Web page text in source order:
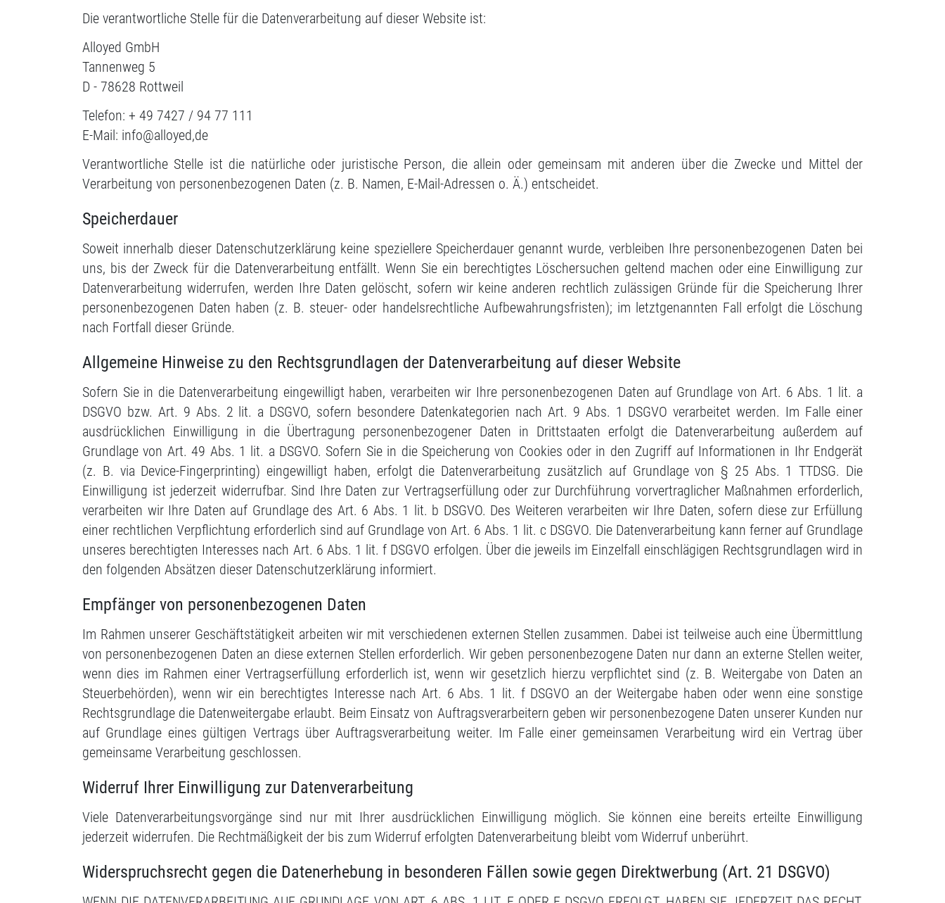
Die verantwortliche Stelle für die Datenverarbeitung auf dieser Website ist:
Alloyed GmbH
Tannenweg 5
D - 78628 Rottweil
Telefon: + 49 7427 / 94 77 111
E-Mail: info@alloyed,de
Verantwortliche Stelle ist die natürliche oder juristische Person, die allein oder gemeinsam mit anderen über die Zwecke und Mittel der
Verarbeitung von personenbezogenen Daten (z. B. Namen, E-Mail-Adressen o. Ä.) entscheidet.
Speicherdauer
Soweit innerhalb dieser Datenschutzerklärung keine speziellere Speicherdauer genannt wurde, verbleiben Ihre personenbezogenen Daten bei
uns, bis der Zweck für die Datenverarbeitung entfällt. Wenn Sie ein berechtigtes Löschersuchen geltend machen oder eine Einwilligung zur
Datenverarbeitung widerrufen, werden Ihre Daten gelöscht, sofern wir keine anderen rechtlich zulässigen Gründe für die Speicherung Ihrer
personenbezogenen Daten haben (z. B. steuer- oder handelsrechtliche Aufbewahrungsfristen); im letztgenannten Fall erfolgt die Löschung
nach Fortfall dieser Gründe.
Allgemeine Hinweise zu den Rechtsgrundlagen der Datenverarbeitung auf dieser Website
Sofern Sie in die Datenverarbeitung eingewilligt haben, verarbeiten wir Ihre personenbezogenen Daten auf Grundlage von Art. 6 Abs. 1 lit. a
DSGVO bzw. Art. 9 Abs. 2 lit. a DSGVO, sofern besondere Datenkategorien nach Art. 9 Abs. 1 DSGVO verarbeitet werden. Im Falle einer
ausdrücklichen Einwilligung in die Übertragung personenbezogener Daten in Drittstaaten erfolgt die Datenverarbeitung außerdem auf
Grundlage von Art. 49 Abs. 1 lit. a DSGVO. Sofern Sie in die Speicherung von Cookies oder in den Zugriff auf Informationen in Ihr Endgerät
(z. B. via Device-Fingerprinting) eingewilligt haben, erfolgt die Datenverarbeitung zusätzlich auf Grundlage von § 25 Abs. 1 TTDSG. Die
Einwilligung ist jederzeit widerrufbar. Sind Ihre Daten zur Vertragserfüllung oder zur Durchführung vorvertraglicher Maßnahmen erforderlich,
verarbeiten wir Ihre Daten auf Grundlage des Art. 6 Abs. 1 lit. b DSGVO. Des Weiteren verarbeiten wir Ihre Daten, sofern diese zur Erfüllung
einer rechtlichen Verpflichtung erforderlich sind auf Grundlage von Art. 6 Abs. 1 lit. c DSGVO. Die Datenverarbeitung kann ferner auf Grundlage
unseres berechtigten Interesses nach Art. 6 Abs. 1 lit. f DSGVO erfolgen. Über die jeweils im Einzelfall einschlägigen Rechtsgrundlagen wird in
den folgenden Absätzen dieser Datenschutzerklärung informiert.
Empfänger von personenbezogenen Daten
Im Rahmen unserer Geschäftstätigkeit arbeiten wir mit verschiedenen externen Stellen zusammen. Dabei ist teilweise auch eine Übermittlung
von personenbezogenen Daten an diese externen Stellen erforderlich. Wir geben personenbezogene Daten nur dann an externe Stellen weiter,
wenn dies im Rahmen einer Vertragserfüllung erforderlich ist, wenn wir gesetzlich hierzu verpflichtet sind (z. B. Weitergabe von Daten an
Steuerbehörden), wenn wir ein berechtigtes Interesse nach Art. 6 Abs. 1 lit. f DSGVO an der Weitergabe haben oder wenn eine sonstige
Rechtsgrundlage die Datenweitergabe erlaubt. Beim Einsatz von Auftragsverarbeitern geben wir personenbezogene Daten unserer Kunden nur
auf Grundlage eines gültigen Vertrags über Auftragsverarbeitung weiter. Im Falle einer gemeinsamen Verarbeitung wird ein Vertrag über
gemeinsame Verarbeitung geschlossen.
Widerruf Ihrer Einwilligung zur Datenverarbeitung
Viele Datenverarbeitungsvorgänge sind nur mit Ihrer ausdrücklichen Einwilligung möglich. Sie können eine bereits erteilte Einwilligung
jederzeit widerrufen. Die Rechtmäßigkeit der bis zum Widerruf erfolgten Datenverarbeitung bleibt vom Widerruf unberührt.
Widerspruchsrecht gegen die Datenerhebung in besonderen Fällen sowie gegen Direktwerbung (Art. 21 DSGVO)